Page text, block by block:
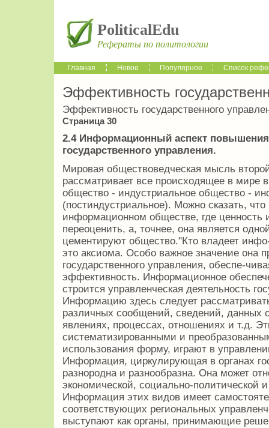
PoliticalEdu
Рефераты по политологии
Главная Новое Популярное Список
Эффективность
Эффективность государственного
Страница 30
2.4 Информационный аспект
государственного управления.
Мировая обществоведческая мысль
рассматривает все происходящее в мире
общество - индустриальное общество -
(постиндустриальное). Можно сказать,
информационном обществе, где ценность
переоценить, а, точнее, она является
цементируют общество."Кто владеет
это аксиома. Особо важное значение она
государственного управления, обеспе-
эффективность. Информационное
строится управленческая деятельность
Информацию здесь следует
различных сообщений, сведений, данных
явлениях, процессах, отношениях и т.д.
систематизированными и
использования форму, играют в
Информация, циркулирующая в органах
разнородна и разнообразна. Она может
экономической, социально-политической
Информация этих видов имеет
соответствующих региональных
выступают как органы, принимающие